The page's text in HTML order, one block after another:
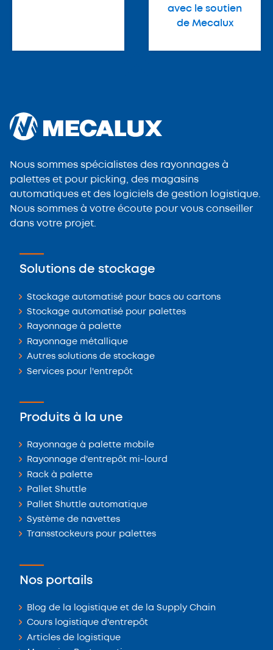
avec le soutien
de Mecalux
Nous sommes spécialistes des rayonnages à
palettes et pour picking, des magasins
automatiques et des logiciels de gestion logistique.
Nous sommes à votre écoute pour vous conseiller
dans votre projet.
Solutions de stockage
Stockage automatisé pour bacs ou cartons
Stockage automatisé pour palettes
Rayonnage à palette
Rayonnage métallique
Autres solutions de stockage
Services pour l'entrepôt
Produits à la une
Rayonnage à palette mobile
Rayonnage d'entrepôt mi-lourd
Rack à palette
Pallet Shuttle
Pallet Shuttle automatique
Système de navettes
Transstockeurs pour palettes
Nos portails
Blog de la logistique et de la Supply Chain
Cours logistique d'entrepôt
Articles de logistique